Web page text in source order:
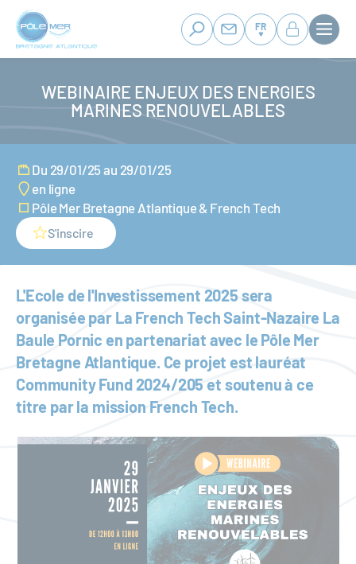
Panneau de gestion des cookies
Aller
contenu
FR
WEBINAIRE ENJEUX DES ENERGIES
MARINES RENOUVELABLES
Du 29/01/25 au 29/01/25
en ligne
Pôle Mer Bretagne Atlantique & French Tech
S'inscire
L'Ecole de l'Investissement 2025 sera
organisée par La French Tech Saint-Nazaire La
Baule Pornic en partenariat avec le Pôle Mer
Bretagne Atlantique. Ce projet est lauréat
Community Fund 2024/205 et soutenu à ce
titre par la mission French Tech.